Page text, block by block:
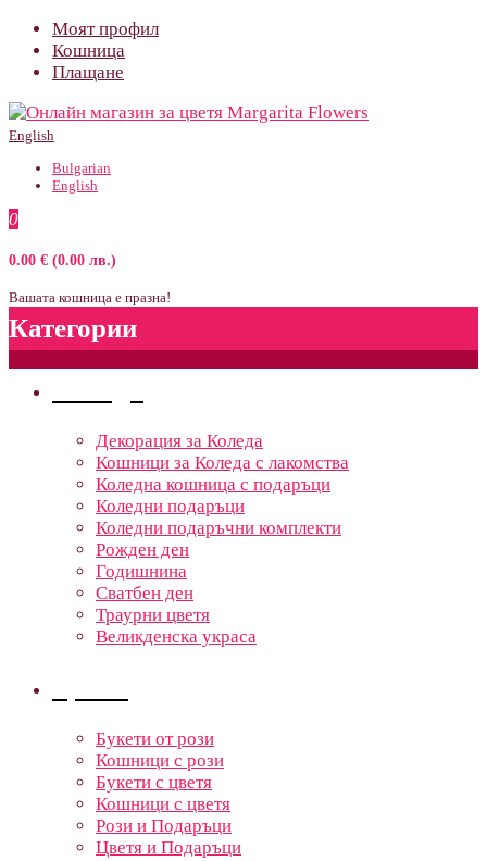
Моят профил
Кошница
Плащане
English
Bulgarian
English
0
0.00 € (0.00 лв.)
Вашата кошница е празна!
Категории
Декорация за Коледа
Кошници за Коледа с лакомства
Коледна кошница с подаръци
Коледни подаръци
Коледни подаръчни комплекти
Рожден ден
Годишнина
Сватбен ден
Траурни цветя
Великденска украса
Букети от рози
Кошници с рози
Букети с цветя
Кошници с цветя
Рози и Подаръци
Цветя и Подаръци